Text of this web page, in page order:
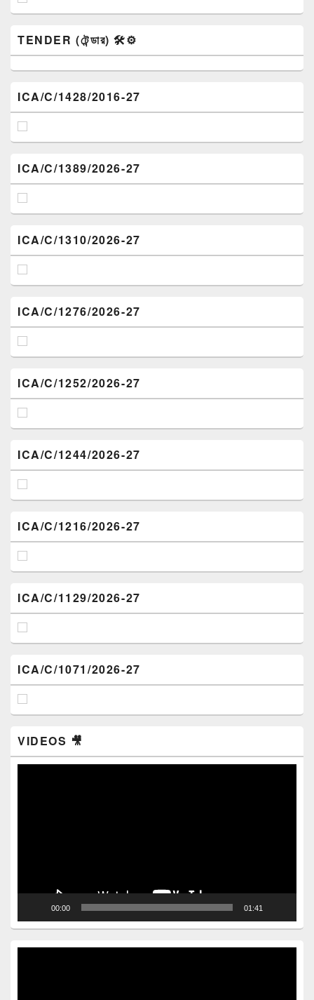
TENDER (টেন্ডার) 🛠️⚙️
ICA/C/1428/2016-27
ICA/C/1389/2026-27
ICA/C/1310/2026-27
ICA/C/1276/2026-27
ICA/C/1252/2026-27
ICA/C/1244/2026-27
ICA/C/1216/2026-27
ICA/C/1129/2026-27
ICA/C/1071/2026-27
VIDEOS 🎥
00:00 01:41